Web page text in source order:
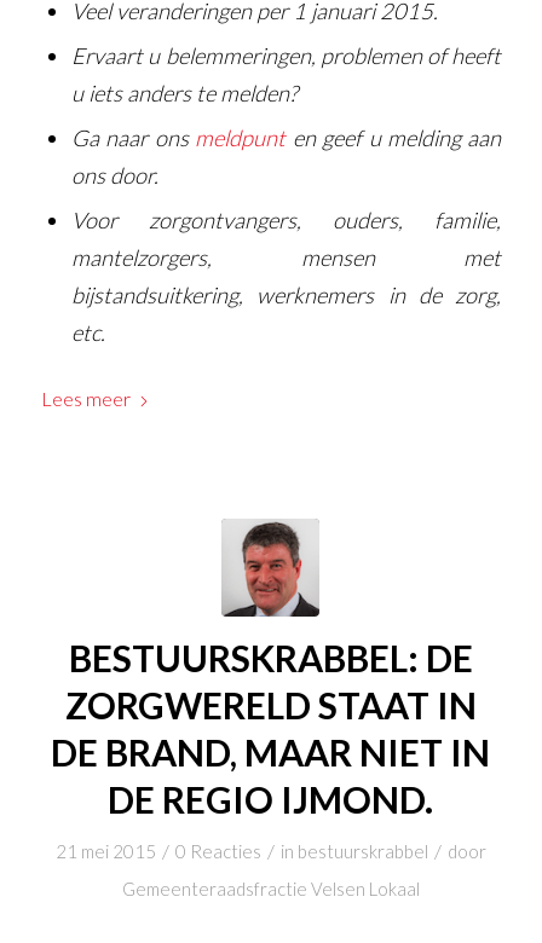
Veel veranderingen per 1 januari 2015.
Ervaart u belemmeringen, problemen of heeft
u iets anders te melden?
Ga naar ons meldpunten geef u melding aan
ons door.
Voor zorgontvangers, ouders, familie,
mantelzorgers, mensen met
bijstandsuitkering, werknemers in de zorg,
etc.
Lees meer
BESTUURSKRABBEL: DE
ZORGWERELD STAAT IN
DE BRAND, MAAR NIET IN
DE REGIO IJMOND.
21 mei 2015 / 0 Reacties / in bestuurskrabbel / door
Gemeenteraadsfractie Velsen Lokaal